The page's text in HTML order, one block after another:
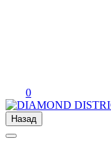
0
Назад